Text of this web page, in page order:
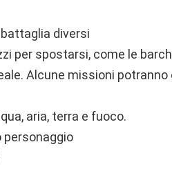
diversi
per spostarsi, come le
Alcune missioni
aria, terra e fuoco.
personaggio